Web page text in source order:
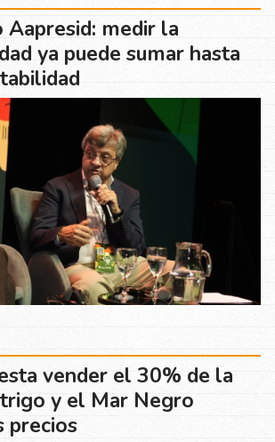
Aapresid: medir la
ya puede sumar hasta
vender el 30% de la
y el Mar Negro
precios